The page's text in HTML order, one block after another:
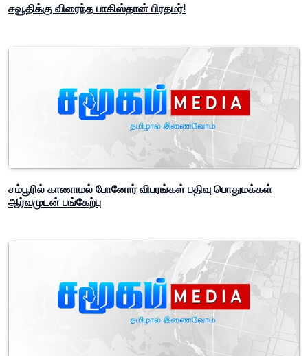
சவூதிக்கு விரைந்த பாகிஸ்தான் பிரதமர்!
சம்பூரில் காணாமல் போனோர் விபரங்கள் பதிவு பொதுமக்கள்
ஆர்வமுடன் பங்கேற்பு